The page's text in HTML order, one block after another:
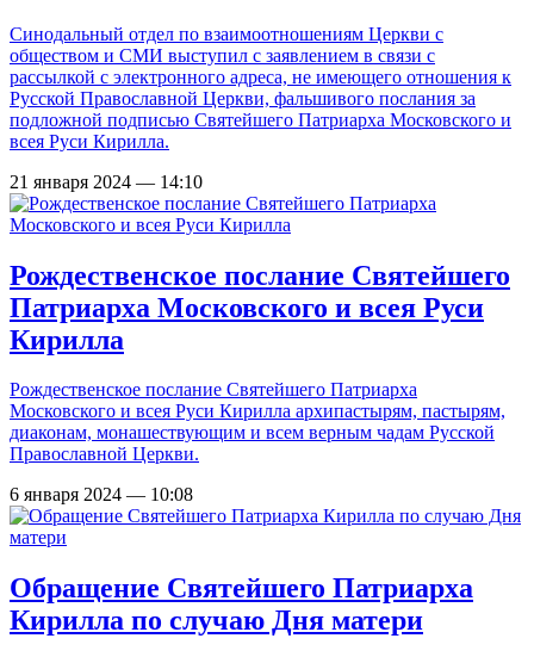
Синодальный отдел по взаимоотношениям Церкви с
обществом и СМИ выступил с заявлением в связи с
рассылкой с электронного адреса, не имеющего отношения к
Русской Православной Церкви, фальшивого послания за
подложной подписью Святейшего Патриарха Московского и
всея Руси Кирилла.
21 января 2024 — 14:10
Рождественское послание Святейшего
Патриарха Московского и всея Руси
Кирилла
Рождественское послание Святейшего Патриарха
Московского и всея Руси Кирилла архипастырям, пастырям,
диаконам, монашествующим и всем верным чадам Русской
Православной Церкви.
6 января 2024 — 10:08
Обращение Святейшего Патриарха
Кирилла по случаю Дня матери